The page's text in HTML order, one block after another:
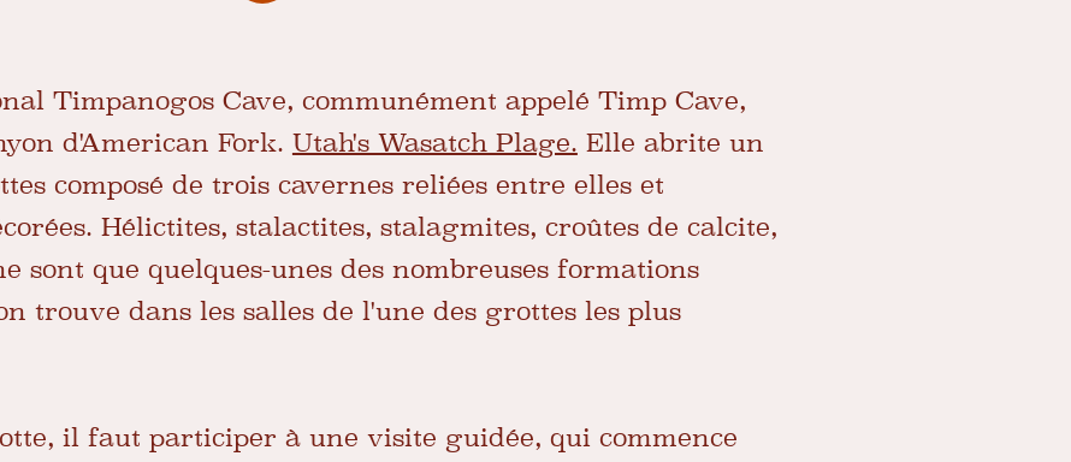
Timpanogos Cave, communément appelé Timp Cave,
d'American Fork. Utah's Wasatch Plage. Elle abrite un
composé de trois cavernes reliées entre elles et
Hélictites, stalactites, stalagmites, croûtes de calcite,
sont que quelques-unes des nombreuses formations
trouve dans les salles de l'une des grottes les plus
il faut participer à une visite guidée, qui commence